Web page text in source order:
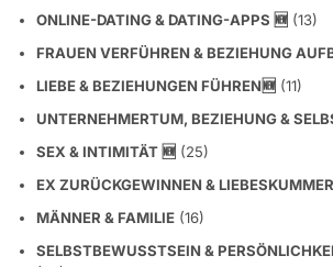
ONLINE-DATING & DATING-APPS 🆕 (13)
FRAUEN VERFÜHREN & BEZIEHUNG
LIEBE & BEZIEHUNGEN FÜHREN🆕 (11)
UNTERNEHMERTUM, BEZIEHUNG &
SEX & INTIMITÄT 🆕 (25)
EX ZURÜCKGEWINNEN & LIEBESKUMMER
MÄNNER & FAMILIE (16)
SELBSTBEWUSSTSEIN &